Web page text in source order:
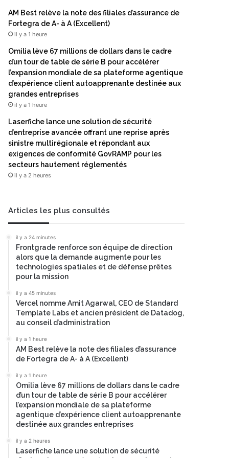
AM Best relève la note des filiales d’assurance de
Fortegra de A- à A (Excellent)
il y a 1 heure
Omilia lève 67 millions de dollars dans le cadre
d’un tour de table de série B pour accélérer
l’expansion mondiale de sa plateforme agentique
d’expérience client autoapprenante destinée aux
grandes entreprises
il y a 1 heure
Laserfiche lance une solution de sécurité
d’entreprise avancée offrant une reprise après
sinistre multirégionale et répondant aux
exigences de conformité GovRAMP pour les
secteurs hautement réglementés
il y a 2 heures
Articles les plus consultés
il y a 24 minutes
Frontgrade renforce son équipe de direction
alors que la demande augmente pour les
technologies spatiales et de défense prêtes
pour la mission
il y a 45 minutes
Vercel nomme Amit Agarwal, CEO de Standard
Template Labs et ancien président de Datadog,
au conseil d’administration
il y a 1 heure
AM Best relève la note des filiales d’assurance
de Fortegra de A- à A (Excellent)
il y a 1 heure
Omilia lève 67 millions de dollars dans le cadre
d’un tour de table de série B pour accélérer
l’expansion mondiale de sa plateforme
agentique d’expérience client autoapprenante
destinée aux grandes entreprises
il y a 2 heures
Laserfiche lance une solution de sécurité